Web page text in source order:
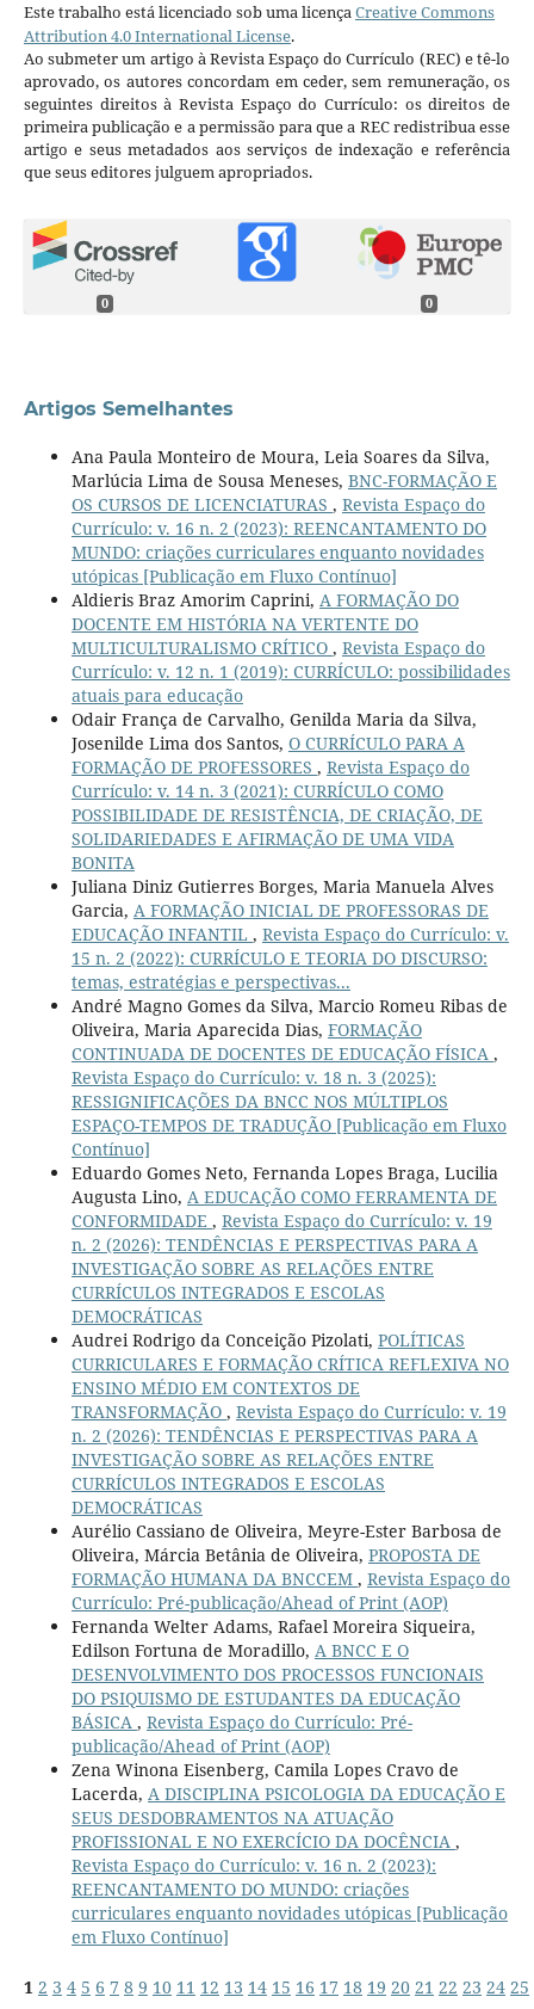
Este trabalho está licenciado sob uma licençaCreative Commons
Attribution 4.0 International License.
Ao submeter um artigo à Revista Espaço do Currículo (REC) e tê-lo
aprovado, os autores concordam em ceder, sem remuneração, os
seguintes direitos à Revista Espaço do Currículo: os direitos de
primeira publicação e a permissão para que a REC redistribua esse
artigo e seus metadados aos serviços de indexação e referência
que seus editores julguem apropriados.
0 0
Artigos Semelhantes
Ana Paula Monteiro de Moura, Leia Soares da Silva,
Marlúcia Lima de Sousa Meneses, BNC-FORMAÇÃO E
OS CURSOS DE LICENCIATURAS , Revista Espaço do
Currículo: v. 16 n. 2 (2023): REENCANTAMENTO DO
MUNDO: criações curriculares enquanto novidades
utópicas [Publicação em Fluxo Contínuo]
Aldieris Braz Amorim Caprini, A FORMAÇÃO DO
DOCENTE EM HISTÓRIA NA VERTENTE DO
MULTICULTURALISMO CRÍTICO , Revista Espaço do
Currículo: v. 12 n. 1 (2019): CURRÍCULO: possibilidades
atuais para educação
Odair França de Carvalho, Genilda Maria da Silva,
Josenilde Lima dos Santos, O CURRÍCULO PARA A
FORMAÇÃO DE PROFESSORES , Revista Espaço do
Currículo: v. 14 n. 3 (2021): CURRÍCULO COMO
POSSIBILIDADE DE RESISTÊNCIA, DE CRIAÇÃO, DE
SOLIDARIEDADES E AFIRMAÇÃO DE UMA VIDA
BONITA
Juliana Diniz Gutierres Borges, Maria Manuela Alves
Garcia, A FORMAÇÃO INICIAL DE PROFESSORAS DE
EDUCAÇÃO INFANTIL , Revista Espaço do Currículo: v.
15 n. 2 (2022): CURRÍCULO E TEORIA DO DISCURSO:
temas, estratégias e perspectivas...
André Magno Gomes da Silva, Marcio Romeu Ribas de
Oliveira, Maria Aparecida Dias, FORMAÇÃO
CONTINUADA DE DOCENTES DE EDUCAÇÃO FÍSICA ,
Revista Espaço do Currículo: v. 18 n. 3 (2025):
RESSIGNIFICAÇÕES DA BNCC NOS MÚLTIPLOS
ESPAÇO-TEMPOS DE TRADUÇÃO [Publicação em Fluxo
Contínuo]
Eduardo Gomes Neto, Fernanda Lopes Braga, Lucilia
Augusta Lino, A EDUCAÇÃO COMO FERRAMENTA DE
CONFORMIDADE , Revista Espaço do Currículo: v. 19
n. 2 (2026): TENDÊNCIAS E PERSPECTIVAS PARA A
INVESTIGAÇÃO SOBRE AS RELAÇÕES ENTRE
CURRÍCULOS INTEGRADOS E ESCOLAS
DEMOCRÁTICAS
Audrei Rodrigo da Conceição Pizolati, POLÍTICAS
CURRICULARES E FORMAÇÃO CRÍTICA REFLEXIVA NO
ENSINO MÉDIO EM CONTEXTOS DE
TRANSFORMAÇÃO , Revista Espaço do Currículo: v. 19
n. 2 (2026): TENDÊNCIAS E PERSPECTIVAS PARA A
INVESTIGAÇÃO SOBRE AS RELAÇÕES ENTRE
CURRÍCULOS INTEGRADOS E ESCOLAS
DEMOCRÁTICAS
Aurélio Cassiano de Oliveira, Meyre-Ester Barbosa de
Oliveira, Márcia Betânia de Oliveira, PROPOSTA DE
FORMAÇÃO HUMANA DA BNCCEM , Revista Espaço do
Currículo: Pré-publicação/Ahead of Print (AOP)
Fernanda Welter Adams, Rafael Moreira Siqueira,
Edilson Fortuna de Moradillo, A BNCC E O
DESENVOLVIMENTO DOS PROCESSOS FUNCIONAIS
DO PSIQUISMO DE ESTUDANTES DA EDUCAÇÃO
BÁSICA , Revista Espaço do Currículo: Pré-
publicação/Ahead of Print (AOP)
Zena Winona Eisenberg, Camila Lopes Cravo de
Lacerda, A DISCIPLINA PSICOLOGIA DA EDUCAÇÃO E
SEUS DESDOBRAMENTOS NA ATUAÇÃO
PROFISSIONAL E NO EXERCÍCIO DA DOCÊNCIA ,
Revista Espaço do Currículo: v. 16 n. 2 (2023):
REENCANTAMENTO DO MUNDO: criações
curriculares enquanto novidades utópicas [Publicação
em Fluxo Contínuo]
1 2 3 4 5 6 7 8 9 10 11 12 13 14 15 16 17 18 19 20 21 22 23 24 25